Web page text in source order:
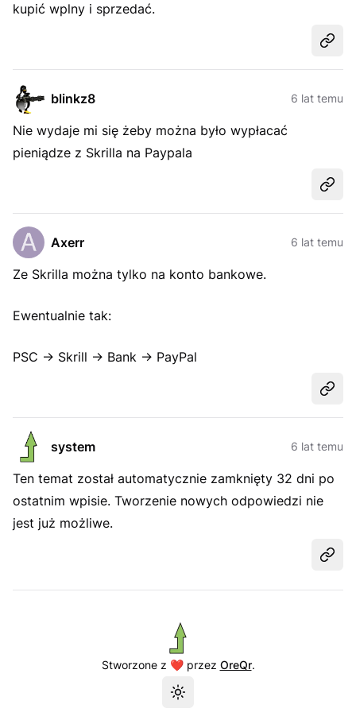
kupić wplny i sprzedać.
blinkz8 6 lat temu
Nie wydaje mi się żeby można było wypłacać
pieniądze z Skrilla na Paypala
Axerr 6 lat temu
Ze Skrilla można tylko na konto bankowe.
Ewentualnie tak:
PSC -> Skrill -> Bank -> PayPal
system 6 lat temu
Ten temat został automatycznie zamknięty 32 dni po
ostatnim wpisie. Tworzenie nowych odpowiedzi nie
jest już możliwe.
Stworzone z ❤️ przez OreQr.
Przełącz motyw